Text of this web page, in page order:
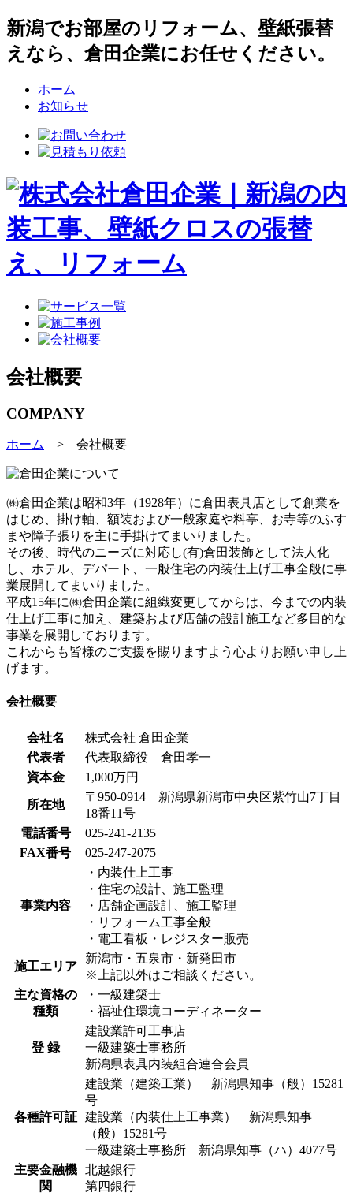
新潟でお部屋のリフォーム、壁紙張替
えなら、倉田企業にお任せください。
ホーム
お知らせ
会社概要
COMPANY
ホーム > 会社概要
㈱倉田企業は昭和3年（1928年）に倉田表具店として創業を
はじめ、掛け軸、額装および一般家庭や料亭、お寺等のふす
まや障子張りを主に手掛けてまいりました。
その後、時代のニーズに対応し(有)倉田装飾として法人化
し、ホテル、デパート、一般住宅の内装仕上げ工事全般に事
業展開してまいりました。
平成15年に㈱倉田企業に組織変更してからは、今までの内装
仕上げ工事に加え、建築および店舗の設計施工など多目的な
事業を展開しております。
これからも皆様のご支援を賜りますよう心よりお願い申し上
げます。
会社概要
会社名
株式会社 倉田企業
代表者
代表取締役 倉田孝一
資本金
1,000万円
所在地
〒950-0914 新潟県新潟市中央区紫竹山7丁目
18番11号
電話番号
025-241-2135
FAX番号
025-247-2075
事業内容
・内装仕上工事
・住宅の設計、施工監理
・店舗企画設計、施工監理
・リフォーム工事全般
・電工看板・レジスター販売
施工エリア
新潟市・五泉市・新発田市
※上記以外はご相談ください。
主な資格の
種類
・一級建築士
・福祉住環境コーディネーター
登 録
建設業許可工事店
一級建築士事務所
新潟県表具内装組合連合会員
各種許可証
建設業（建築工業） 新潟県知事（般）15281
号
建設業（内装仕上工事業） 新潟県知事
（般）15281号
一級建築士事務所 新潟県知事（ハ）4077号
主要金融機
関
北越銀行
第四銀行